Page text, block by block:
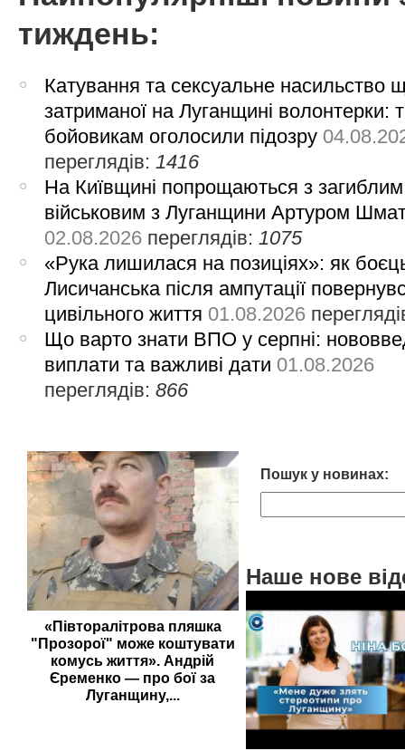
тиждень:
Катування та сексуальне насильство
затриманої на Луганщині волонтерки:
бойовикам оголосили підозру
переглядів:1416
На Київщині попрощаються з загиблим
військовим з Луганщини Артуром
02.08.2026 переглядів:1075
«Рука лишилася на позиціях»: як
Лисичанська після ампутації
цивільного життя 01.08.2026
Що варто знати ВПО у серпні:
виплати та важливі дати 01.08.2026
переглядів:866
«Півторалітрова пляшка
"Прозорої" може коштувати
комусь життя». Андрій
Єременко — про бої за
Луганщину,...
Пошук у новинах:
Наше нове